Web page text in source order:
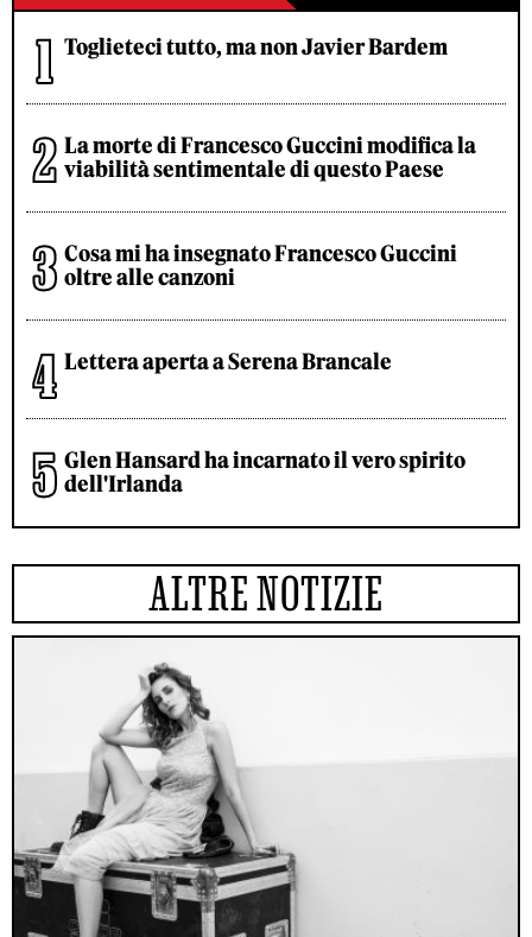
Toglieteci tutto, ma non Javier Bardem
La morte di Francesco Guccini modifica la
viabilità sentimentale di questo Paese
Cosa mi ha insegnato Francesco Guccini
oltre alle canzoni
Lettera aperta a Serena Brancale
Glen Hansard ha incarnato il vero spirito
dell'Irlanda
ALTRE NOTIZIE